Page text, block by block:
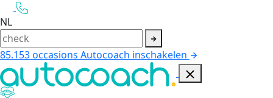
NL
85.153occasions Autocoach inschakelen